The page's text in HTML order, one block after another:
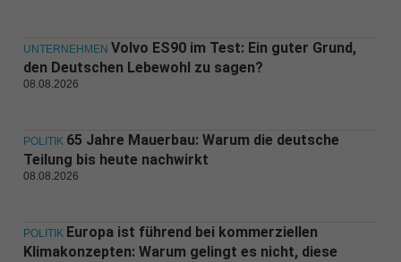
UNTERNEHMEN Volvo ES90 im Test: Ein guter Grund,
den Deutschen Lebewohl zu sagen?
08.08.2026
POLITIK 65 Jahre Mauerbau: Warum die deutsche
Teilung bis heute nachwirkt
08.08.2026
POLITIK Europa ist führend bei kommerziellen
Klimakonzepten: Warum gelingt es nicht, diese